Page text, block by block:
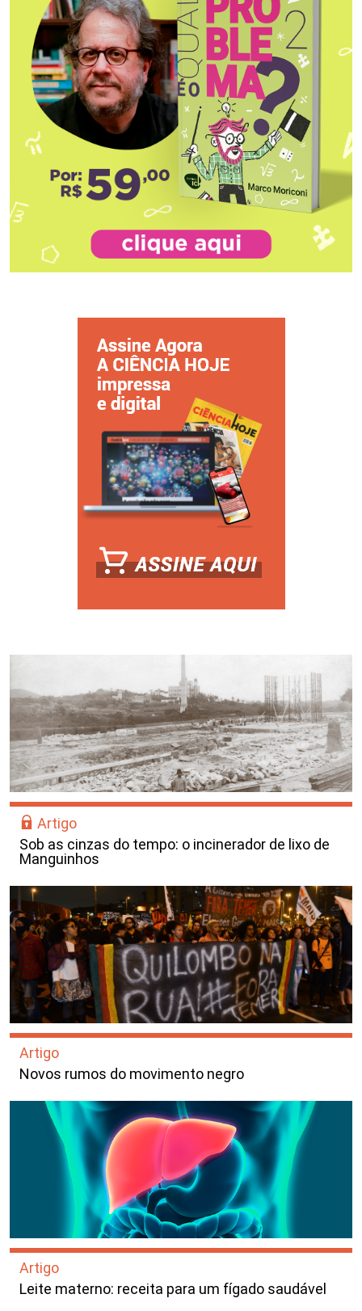
Artigo
Sob as cinzas do tempo: o incinerador de lixo de
Manguinhos
Artigo
Novos rumos do movimento negro
Artigo
Leite materno: receita para um fígado saudável